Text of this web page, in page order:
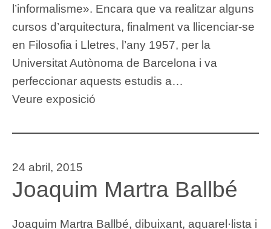
l’informalisme». Encara que va realitzar alguns
cursos d’arquitectura, finalment va llicenciar-se
en Filosofia i Lletres, l’any 1957, per la
Universitat Autònoma de Barcelona i va
perfeccionar aquests estudis a…
Veure exposició
24 abril, 2015
Joaquim Martra Ballbé
Joaquim Martra Ballbé, dibuixant, aquarel·lista i